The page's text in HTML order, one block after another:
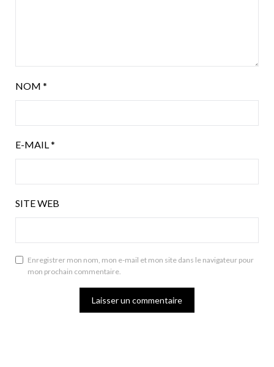
NOM *
E-MAIL*
SITE WEB
Enregistrer mon nom, mon e-mail et mon site dans le navigateur pour
mon prochain commentaire.